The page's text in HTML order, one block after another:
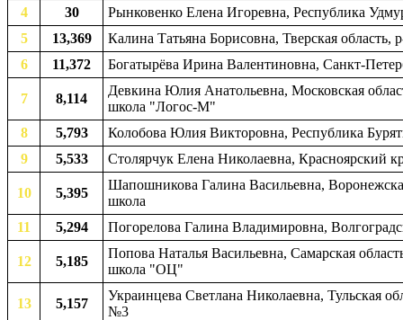
4
30
Рынковенко Елена Игоревна, Республика
5
13,369
Калина Татьяна Борисовна, Тверская
6
11,372 Богатырёва Ирина Валентиновна, Санкт-
7 8,114
Девкина Юлия Анатольевна, Московская
школа "Логос-М"
8
5,793
Колобова Юлия Викторовна, Республика
9
5,533 Столярчук Елена Николаевна, Красноярский
10 5,395
Шапошникова Галина Васильевна,
школа
11
5,294 Погорелова Галина Владимировна,
12 5,185
Попова Наталья Васильевна, Самарская
школа "ОЦ"
13 5,157
Украинцева Светлана Николаевна, Тульская
№3